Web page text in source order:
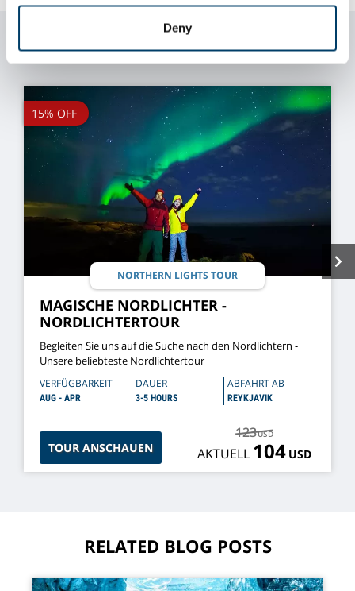
may combine it with other information that you’ve
provided to them or that they’ve collected from your use
Deny
ÄHNLICHE TOUREN
15% OFF
NORTHERN LIGHTS TOUR
MAGISCHE NORDLICHTER -
NORDLICHTERTOUR
Begleiten Sie uns auf die Suche nach den Nordlichtern -
Unsere beliebteste Nordlichtertour
VERFÜGBARKEIT
AUG - APR
DAUER
3-5 HOURS
ABFAHRT AB
REYKJAVIK
TOUR ANSCHAUEN
123USD
AKTUELL 104 USD
RELATED BLOG POSTS